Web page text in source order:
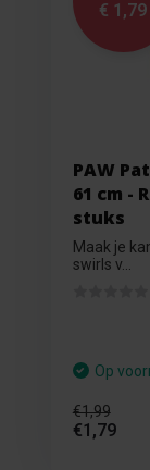
€ 1,79
PAW
61 cm -
stuks
Maak je
swirls v...
Op
€1,99
€1,79